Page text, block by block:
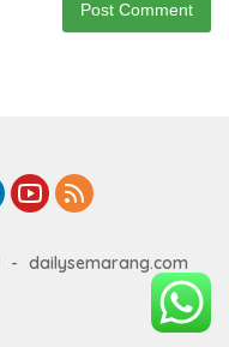
- dailysemarang.com